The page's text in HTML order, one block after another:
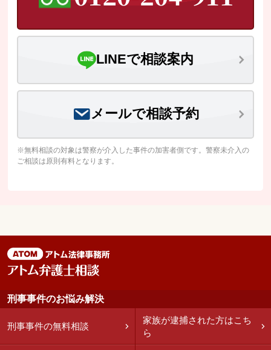
LINEで相談案内
メールで相談予約
※無料相談の対象は警察が介入した事件の加害者側です。警察未介入の
ご相談は原則有料となります。
刑事事件のお悩み解決
刑事事件の無料相談
家族が逮捕された方はこち
ら